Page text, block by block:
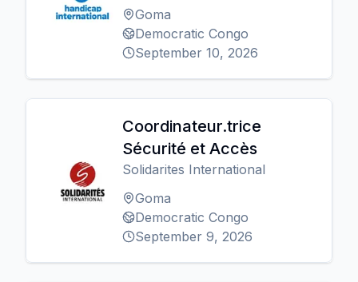
Goma
Democratic Congo
September 10, 2026
Coordinateur.trice
Sécurité et Accès
Solidarites International
Goma
Democratic Congo
September 9, 2026